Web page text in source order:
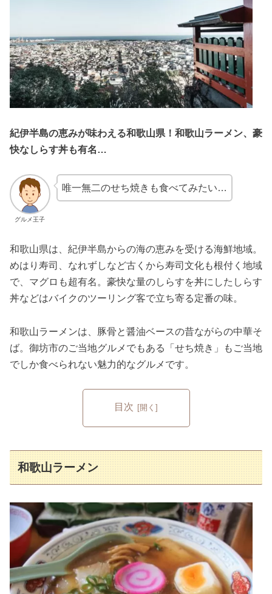
紀伊半島の恵みが味わえる和歌山県！和歌山ラーメン、豪
快なしらす丼も有名…
グルメ王子
唯一無二のせち焼きも食べてみたい…
和歌山県は、紀伊半島からの海の恵みを受ける海鮮地域。
めはり寿司、なれずしなど古くから寿司文化も根付く地域
で、マグロも超有名。豪快な量のしらすを丼にしたしらす
丼などはバイクのツーリング客で立ち寄る定番の味。
和歌山ラーメンは、豚骨と醤油ベースの昔ながらの中華そ
ば。御坊市のご当地グルメでもある「せち焼き」もご当地
でしか食べられない魅力的なグルメです。
目次
和歌山ラーメン